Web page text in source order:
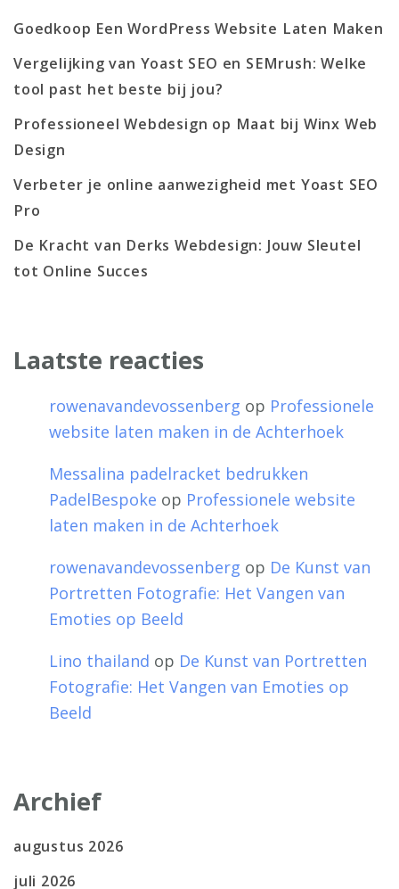
Goedkoop Een WordPress Website Laten Maken
Vergelijking van Yoast SEO en SEMrush: Welke
tool past het beste bij jou?
Professioneel Webdesign op Maat bij Winx Web
Design
Verbeter je online aanwezigheid met Yoast SEO
Pro
De Kracht van Derks Webdesign: Jouw Sleutel
tot Online Succes
Laatste reacties
rowenavandevossenberg op Professionele
website laten maken in de Achterhoek
Messalina padelracket bedrukken
PadelBespoke op Professionele website
laten maken in de Achterhoek
rowenavandevossenberg op De Kunst van
Portretten Fotografie: Het Vangen van
Emoties op Beeld
Lino thailand op De Kunst van Portretten
Fotografie: Het Vangen van Emoties op
Beeld
Archief
augustus 2026
juli 2026